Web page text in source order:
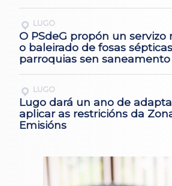
LUGO
O PSdeG propón un servizo
o baleirado de fosas
parroquias sen saneamento
LUGO
Lugo dará un ano de
aplicar as restricións da
Emisións